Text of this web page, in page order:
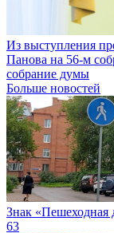
Из выступления
Панова на 56-м
собрание думы
Больше новостей
Знак «Пешеходная
63